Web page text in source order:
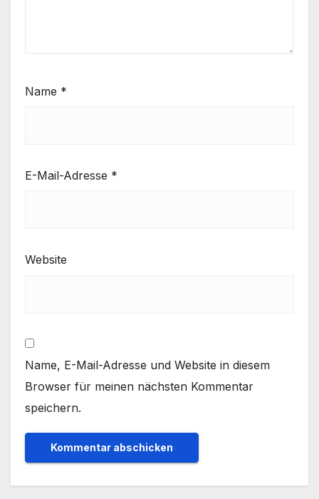
Name *
E-Mail-Adresse *
Website
Name, E-Mail-Adresse und Website in diesem
Browser für meinen nächsten Kommentar
speichern.